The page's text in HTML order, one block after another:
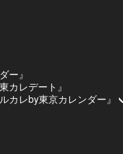
ー』
カレデート』
カレby東京カレンダー』